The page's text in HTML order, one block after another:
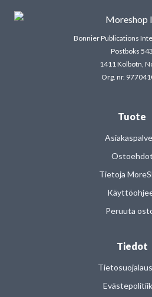
Bonnier Publications
Postboks 543
1411 Kolbotn,
Org. nr.
Tuote
Ostoehdot
Tietoja
Peruuta
Tiedot